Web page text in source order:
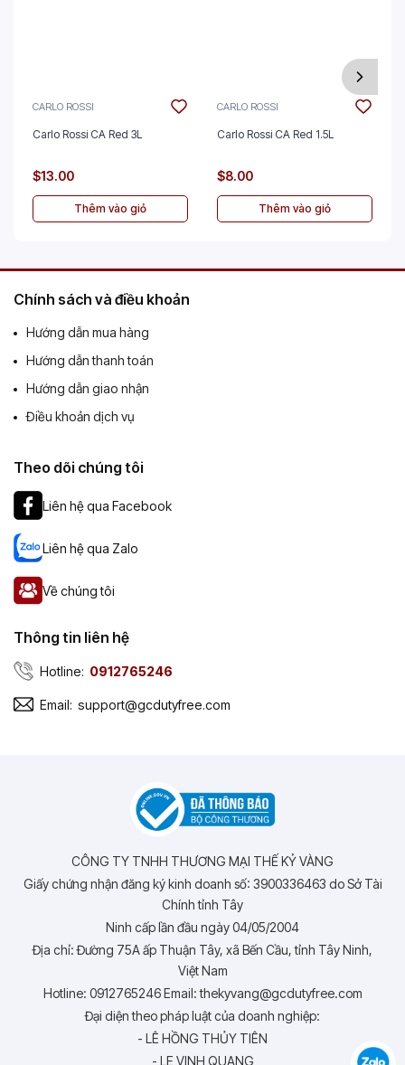
CARLO ROSSI
Carlo Rossi CA Red 3L
$13.00
Thêm vào giỏ
CARLO ROSSI
Carlo Rossi CA Red 1.5L
$8.00
Thêm vào giỏ
Chính sách và điều khoản
Hướng dẫn mua hàng
Hướng dẫn thanh toán
Hướng dẫn giao nhận
Điều khoản dịch vụ
Theo dõi chúng tôi
Liên hệ qua Facebook
Liên hệ qua Zalo
Về chúng tôi
Thông tin liên hệ
Hotline: 0912765246
Email: support@gcdutyfree.com
CÔNG TY TNHH THƯƠNG MẠI THẾ KỶ VÀNG
Giấy chứng nhận đăng ký kinh doanh số: 3900336463 do Sở Tài
Chính tỉnh Tây
Ninh cấp lần đầu ngày 04/05/2004
Địa chỉ: Đường 75A ấp Thuận Tây, xã Bến Cầu, tỉnh Tây Ninh,
Việt Nam
Hotline: 0912765246 Email: thekyvang@gcdutyfree.com
Đại diện theo pháp luật của doanh nghiệp:
- LÊ HỒNG THỦY TIÊN
- LE VINH QUANG